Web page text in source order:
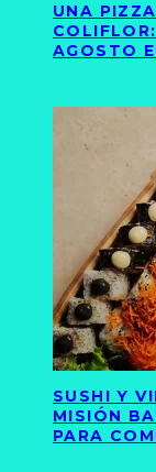
UNA
AGOSTO
SUSHI Y
MISIÓN
PARA